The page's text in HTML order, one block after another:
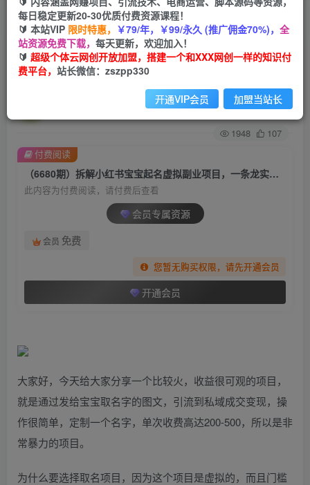
首页 创业课程 会员专属 正文
（6680期）拆解小红书宝宝起名虚拟副业项目，
一条龙实操玩法分享
关注 私信
1948 107
（6680期）拆解小红书宝宝起名虚拟副业项目，一条龙实操玩法分享
此内容为付费阅读，请付费后查看
会员专属资源
会员 免费
您暂无购买权限，请先开通会员
开通会员
付费阅读
大家好，今天给大家分享一个比较火，收益很可观的项目，
就是通过发给宝宝取名字的图文，引流到私域成交变现，操
作很简单，定制一个名字，单次收费高达200-500，所以是非
常暴力的项目。
为什么要选择取名项目，因为这个项目是虚拟的，而且门槛
每日稳定更新20-30优质付费资源课程！
🔰 本站VIP 限时特惠， ￥79/年，￥99/永久 (推广佣金70%)， 全
站资源免费下载， 每天更新，欢迎加入！
🔰 超级个体云网创开放加盟，搭建一个和XXX网创一样的知识付
费平台， 站长微信：zszpp330
开通VIP会员 加盟当站长